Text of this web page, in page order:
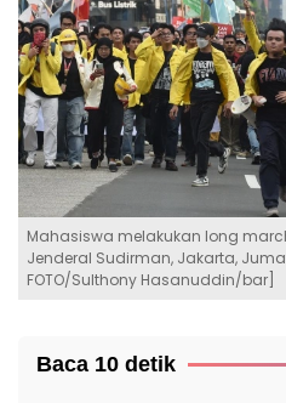
Mahasiswa melakukan long
Jenderal Sudirman, Jakarta,
FOTO/Sulthony Hasanuddin/bar]
Baca 10 detik